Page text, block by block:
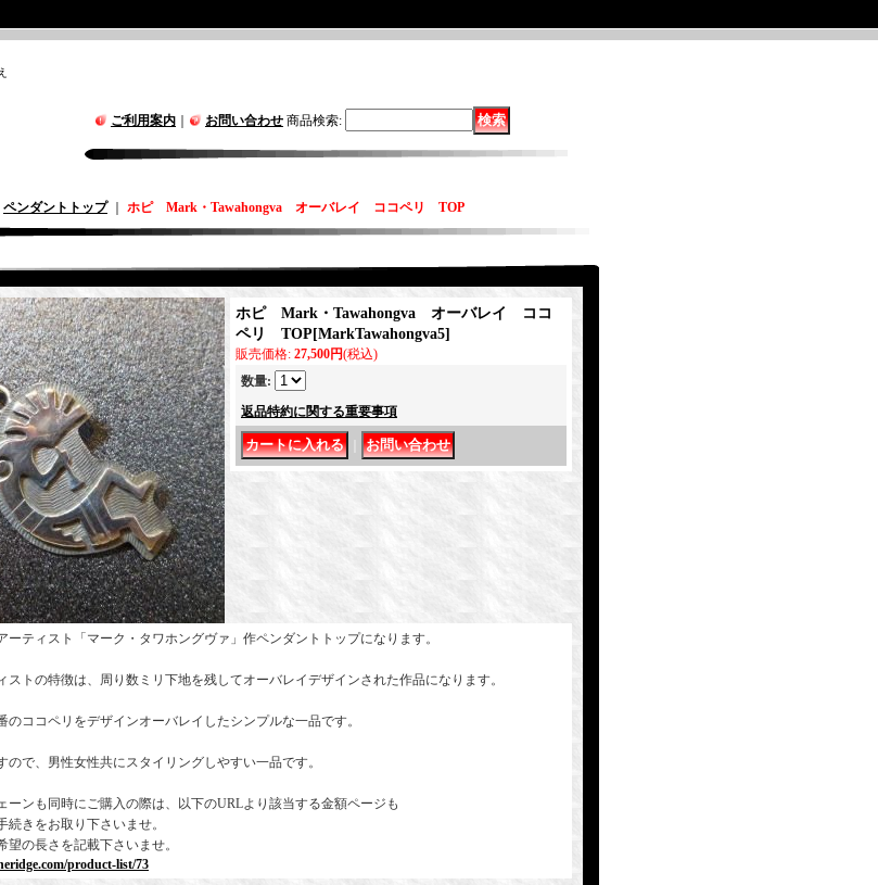
ご利用案内 お問い合わせ 商品検索:
ペンダントトップ｜ ホピ Mark・Tawahongva オーバレイ ココペリ TOP
ホピ Mark・Tawahongva オーバレイ ココ
ペリ TOP [MarkTawahongva5]
販売価格: 27,500円(税込)
数量:
返品特約に関する重要事項
ーティスト「マーク・タワホングヴァ」作ペンダントトップになります。
ストの特徴は、周り数ミリ下地を残してオーバレイデザインされた作品になります。
のココペリをデザインオーバレイしたシンプルな一品です。
ので、男性女性共にスタイリングしやすい一品です。
ーンも同時にご購入の際は、以下のURLより該当する金額ページも
続きをお取り下さいませ。
望の長さを記載下さいませ。
product-list/73